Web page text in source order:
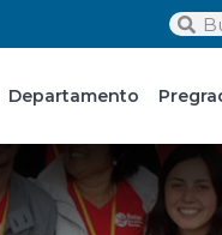
Departamento